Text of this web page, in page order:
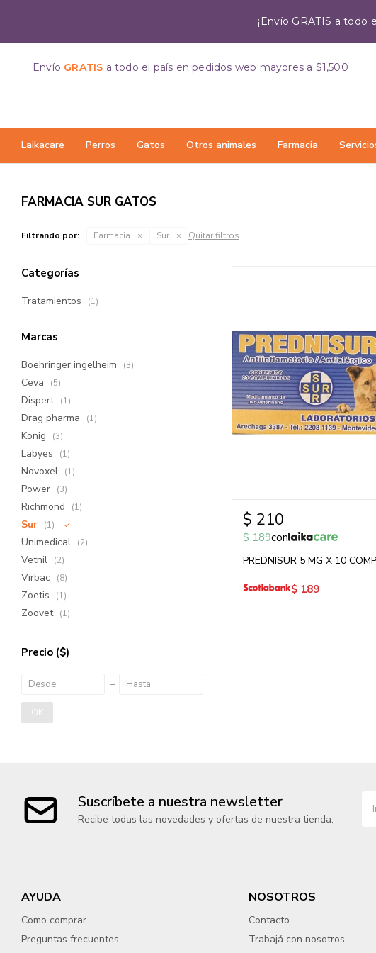
¡Envío GRATIS a todo
Laikacare Perros Gatos Otros animales Farmacia
Envío GRATIS a todo el país en pedidos web mayores a $1,500
FARMACIA SUR GATOS
Filtrando por: Farmacia Sur Quitar filtros
$ 210
$ 189con
PREDNISUR 5 MG X 10
$ 189
Categorías
Tratamientos (1)
Marcas
Boehringer ingelheim (3)
Ceva (5)
Dispert (1)
Drag pharma (1)
Konig (3)
Labyes (1)
Novoxel (1)
Power (3)
Richmond (1)
Sur (1)
Unimedical (2)
Vetnil (2)
Virbac (8)
Zoetis (1)
Zoovet (1)
Precio ($)
OK
Suscríbete a nuestra newsletter
Recibe todas las novedades y ofertas de nuestra tienda.
AYUDA
Como comprar
Preguntas frecuentes
NOSOTROS
Contacto
Trabajá con nosotros